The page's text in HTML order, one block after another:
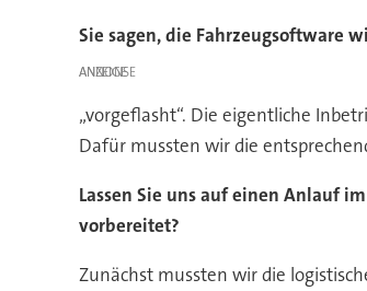
Sie sagen, die Fahrzeugsoftware
ANZEIGE
„vorgeflasht“. Die eigentliche
Dafür mussten wir die
Lassen Sie uns auf einen Anlauf
vorbereitet?
Zunächst mussten wir die